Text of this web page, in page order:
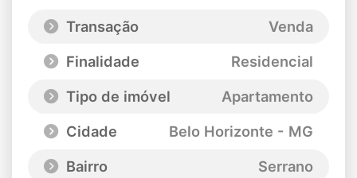
Transação
Venda
Finalidade
Residencial
Tipo de imóvel
Apartamento
Cidade
Belo Horizonte - MG
Bairro
Serrano